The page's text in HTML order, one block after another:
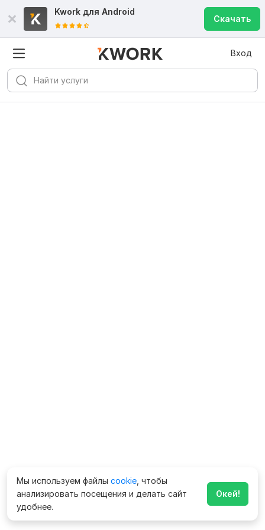
Kwork для Android
Скачать
Вход
Мы используем файлы cookie , чтобы
анализировать посещения и делать сайт
удобнее.
Окей!